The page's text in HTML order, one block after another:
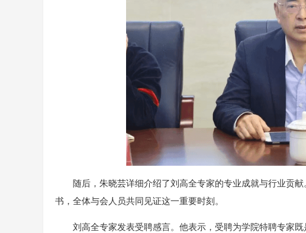
随后，朱晓芸详细介绍了刘高全专家的专业成就与行业贡
书，全体与会人员共同见证这一重要时刻。
刘高全专家发表受聘感言。他表示，受聘为学院特聘专家